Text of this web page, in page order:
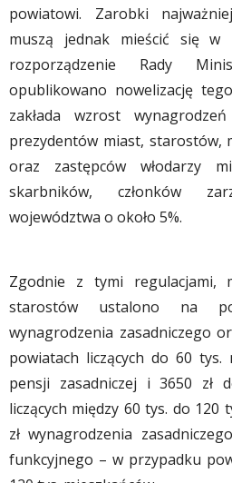
powiatowi. Zarobki
muszą jednak mieścić się w
rozporządzenie Rady
opublikowano nowelizację
zakłada wzrost
prezydentów miast, starostów,
oraz zastępców włodarzy
skarbników, członków
województwa o około 5%.
Zgodnie z tymi regulacjami,
starostów ustalono na
wynagrodzenia zasadniczego
powiatach liczących do 60 tys.
pensji zasadniczej i 3650 zł
liczących między 60 tys. do 120
zł wynagrodzenia
funkcyjnego – w przypadku